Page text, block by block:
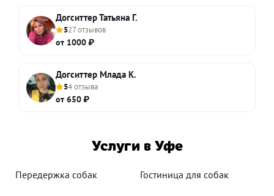
Догситтер Татьяна Г.
527 отзывов
от 1000 ₽
Догситтер Млада К.
54 отзыва
от 650 ₽
Услуги в Уфе
Передержка собак Гостиница для собак